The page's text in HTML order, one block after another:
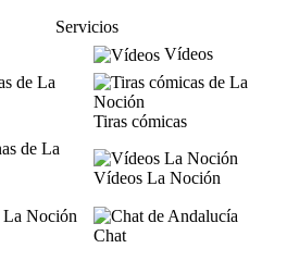
Servicios
Vídeos
Tiras cómicas
Vídeos La Noción
Chat